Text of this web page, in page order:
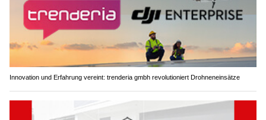
Innovation und Erfahrung vereint: trenderia gmbh revolutioniert Drohneneinsätze